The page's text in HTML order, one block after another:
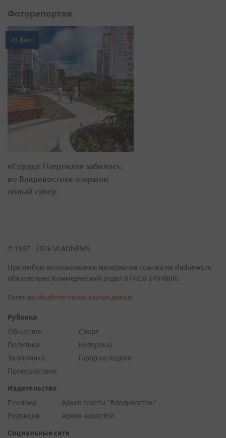
Фоторепортаж
20 фото
«Сердце Патрокла» забилось:
во Владивостоке открыли
новый сквер
© 1997 - 2026 VLADNEWS
При любом использовании материалов ссылка на vladnews.ru
обязательна. Коммерческий отдел 8 (423) 249-8800
Политика обработки персональных данных
Рубрики
Общество
Политика
Экономика
Происшествия
Спорт
Интервью
Город на ладони
Издательство
Реклама
Редакция
Архив газеты "Владивосток"
Архив новостей
Социальные сети